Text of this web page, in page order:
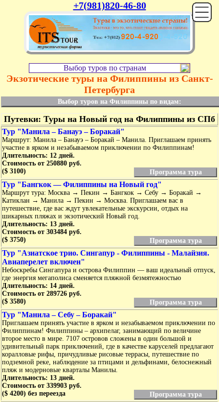
+7(981)820-46-80
Выбор туров по странам
Экзотические туры на Филиппины из Санкт-
Петербурга
Выбор туров на Филиппины по видам:
Путевки: Туры на Новый год на Филиппины из СПб
Тур "Манила – Банауэ – Боракай"
Маршрут: Манила – Банауэ – Боракай – Манила. Приглашаем принять
участие в ярком и незабываемом приключении по Филиппинам!
Длительность: 12 дней.
Стоимость от 250880 руб.
($ 3100)
Программа тура
Тур "Бангкок — Филиппины на Новый год"
Маршрут тура: Москва → Пекин → Бангкок → Себу → Боракай →
Катиклан → Манила → Пекин → Москва. Приглашаем вас в
путешествие, где вас ждут увлекательные экскурсии, отдых на
шикарных пляжах и экзотический Новый год.
Длительность: 13 дней.
Стоимость от 303484 руб.
($ 3750)
Программа тура
Тур "Азиатское трио. Сингапур - Филиппины - Малайзия.
Авиаперелет включен"
Небоскребы Сингапура и острова Филиппин — ваш идеальный отпуск,
где энергия мегаполиса сменяется пляжной безмятежностью
Длительность: 14 дней.
Стоимость от 289726 руб.
($ 3580)
Программа тура
Тур "Манила – Себу – Боракай"
Приглашаем принять участие в ярком и незабываемом приключении по
Филиппинам! Филиппины – архипелаг, занимающий по величине
второе место в мире. 7107 островов сложены в один большой и
удивительный парк приключений, где в качестве каруселей предлагают
коралловые рифы, причудливые рисовые террасы, путешествие по
подземной реке, наблюдение за птицами и дельфинами, белоснежный
пляж и модерновые кварталы Манилы.
Длительность: 13 дней.
Стоимость от 339903 руб.
($ 4200) без переезда
Программа тура